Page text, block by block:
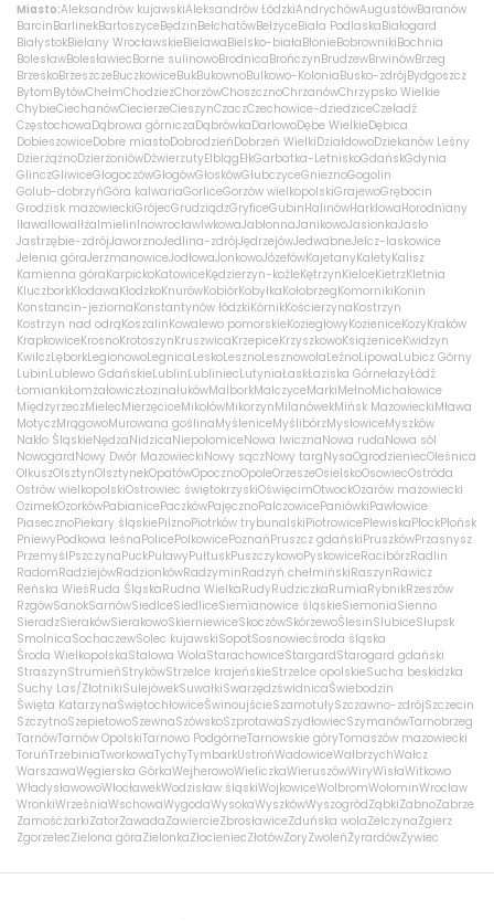
Miasto:Aleksandrów kujawskiAleksandrów ŁódzkiAndrychówAugustówBaranów
BarcinBarlinekBartoszyceBędzinBełchatówBełżyceBiała PodlaskaBiałogard
BiałystokBielany WrocławskieBielawaBielsko-białaBłonieBobrownikiBochnia
BolesławBolesławiecBorne sulinowoBrodnicaBrończynBrudzewBrwinówBrzeg
BrzeskoBrzeszczeBuczkowiceBukBukownoBulkowo-KoloniaBusko-zdrójBydgoszcz
BytomBytówChełmChodzieżChorzówChoszcznoChrzanówChrzypsko Wielkie
ChybieCiechanówCiecierzeCieszynCzaczCzechowice-dziedziceCzeladź
CzęstochowaDąbrowa górniczaDąbrówkaDarłowoDębe WielkieDębica
DobieszowiceDobre miastoDobrodzieńDobrzeń WielkiDziałdowoDziekanów Leśny
DzierżążnoDzierżoniówDźwierzutyElblągEłkGarbatka-LetniskoGdańskGdynia
GlinczGliwiceGłogoczówGłogówGłoskówGłubczyceGnieznoGogolin
Golub-dobrzyńGóra kalwariaGorliceGorzów wielkopolskiGrajewoGrębocin
Grodzisk mazowieckiGrójecGrudziądzGryficeGubinHalinówHarklowaHorodniany
IławaIłowaIłżaImielinInowrocławIwkowaJabłonnaJanikowoJasionkaJasło
Jastrzębie-zdrójJaworznoJedlina-zdrójJędrzejówJedwabneJelcz-laskowice
Jelenia góraJerzmanowiceJodłowaJonkowoJózefówKajetanyKaletyKalisz
Kamienna góraKarpickoKatowiceKędzierzyn-koźleKętrzynKielceKietrzKletnia
KluczborkKłodawaKłodzkoKnurówKobiórKobyłkaKołobrzegKomornikiKonin
Konstancin-jeziornaKonstantynów łódzkiKórnikKościerzynaKostrzyn
Kostrzyn nad odrąKoszalinKowalewo pomorskieKoziegłowyKozieniceKozyKraków
KrapkowiceKrosnoKrotoszynKruszwicaKrzepiceKrzyszkowoKsiążeniceKwidzyn
KwilczLęborkLegionowoLegnicaLeskoLesznoLesznowolaLeźnoLipowaLubicz Górny
LubinLublewo GdańskieLublinLubliniecLutyniaŁaskŁaziska GórnełazyŁódź
ŁomiankiŁomżałowiczŁozinałukówMalborkMalczyceMarkiMełnoMichałowice
MiędzyrzeczMielecMierzęciceMikołówMikorzynMilanówekMińsk MazowieckiMława
MotyczMrągowoMurowana goślinaMyśleniceMyślibórzMysłowiceMyszków
Nakło ŚląskieNędzaNidzicaNiepołomiceNowa IwicznaNowa rudaNowa sól
NowogardNowy Dwór MazowieckiNowy sączNowy targNysaOgrodzieniecOleśnica
OlkuszOlsztynOlsztynekOpatówOpocznoOpoleOrzeszeOsielskoOsowiecOstróda
Ostrów wielkopolskiOstrowiec świętokrzyskiOświęcimOtwockOżarów mazowiecki
OzimekOzorkówPabianicePaczkówPajęcznoPalczowicePaniówkiPawłowice
PiasecznoPiekary śląskiePilznoPiotrków trybunalskiPiotrowicePlewiskaPłockPłońsk
PniewyPodkowa leśnaPolicePolkowicePoznańPruszcz gdańskiPruszkówPrzasnysz
PrzemyślPszczynaPuckPuławyPułtuskPuszczykowoPyskowiceRacibórzRadlin
RadomRadziejówRadzionkówRadzyminRadzyń chełmińskiRaszynRawicz
Reńska WieśRuda ŚląskaRudna WielkaRudyRudziczkaRumiaRybnikRzeszów
RzgówSanokSarnówSiedlceSiedliceSiemianowice śląskieSiemoniaSienno
SieradzSierakówSierakowoSkierniewiceSkoczówSkórzewoŚlesinSłubiceSłupsk
SmolnicaSochaczewSolec kujawskiSopotSosnowiecśroda śląska
Środa WielkopolskaStalowa WolaStarachowiceStargardStarogard gdański
StraszynStrumieńStrykówStrzelce krajeńskieStrzelce opolskieSucha beskidzka
Suchy Las/ZłotnikiSulejówekSuwałkiSwarzędzświdnicaŚwiebodzin
Święta KatarzynaŚwiętochłowiceŚwinoujścieSzamotułySzczawno-zdrójSzczecin
SzczytnoSzepietowoSzewnaSzówskoSzprotawaSzydłowiecSzymanówTarnobrzeg
TarnówTarnów OpolskiTarnowo PodgórneTarnowskie góryTomaszów mazowiecki
ToruńTrzebiniaTworkowaTychyTymbarkUstrońWadowiceWałbrzychWałcz
WarszawaWęgierska GórkaWejherowoWieliczkaWieruszówWiryWisłaWitkowo
WładysławowoWłocławekWodzisław śląskiWojkowiceWolbromWołominWrocław
WronkiWrześniaWschowaWygodaWysokaWyszkówWyszogródZąbkiŻabnoZabrze
ZamośćżarkiZatorZawadaZawiercieZbrosławiceZduńska wolaZelczynaZgierz
ZgorzelecZielona góraZielonkaZłocieniecZłotówŻoryZwoleńŻyrardówŻywiec